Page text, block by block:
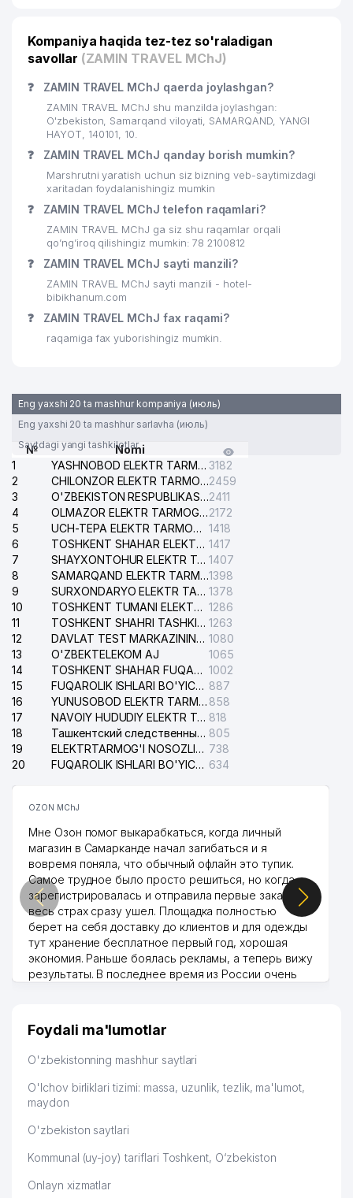
Kompaniya haqida tez-tez so'raladigan
savollar (ZAMIN TRAVEL MChJ)
❓ ZAMIN TRAVEL MChJ qaerda joylashgan?
ZAMIN TRAVEL MChJ shu manzilda joylashgan:
O'zbekiston, Samarqand viloyati, SAMARQAND, YANGI
HAYOT, 140101, 10.
❓ ZAMIN TRAVEL MChJ qanday borish mumkin?
Marshrutni yaratish uchun siz bizning veb-saytimizdagi
xaritadan foydalanishingiz mumkin
❓ ZAMIN TRAVEL MChJ telefon raqamlari?
ZAMIN TRAVEL MChJ ga siz shu raqamlar orqali
qo’ng’iroq qilishingiz mumkin: 78 2100812
❓ ZAMIN TRAVEL MChJ sayti manzili?
ZAMIN TRAVEL MChJ sayti manzili - hotel-
bibikhanum.com
❓ ZAMIN TRAVEL MChJ fax raqami?
raqamiga fax yuborishingiz mumkin.
Eng yaxshi 20 ta mashhur kompaniya (июль)
Eng yaxshi 20 ta mashhur sarlavha (июль)
Saytdagi yangi tashkilotlar
№
Nomi
1
YASHNOBOD ELEKTR TARMOG'I NOSOZLIKLARI XIZMATI 3182
2
CHILONZOR ELEKTR TARMOG'I NOSOZLIK XIZMATI2459
3
O'ZBEKISTON RESPUBLIKASI BOSH PROKURATURASI ISHONCH TELEFONI2411
4
OLMAZOR ELEKTR TARMOG'I NOSOZLIKLARI XIZMATI2172
5
UCH-TEPA ELEKTR TARMOG'I NOSOZLIKLARI XIZMATI 1418
6
TOSHKENT SHAHAR ELEKTR TARMOQLARI KORXONASI AJ 1417
7
SHAYXONTOHUR ELEKTR TARMOG'I NOSOZLIKLARINI TUZATISH XIZMATI 1407
8
SAMARQAND ELEKTR TARMOQLARI AJ1398
9
SURXONDARYO ELEKTR TARMOQLARI AJ 1378
10
TOSHKENT TUMANI ELEKTR TARMOG'I AVARIYA XIZMATI 1286
11
TOSHKENT SHAHRI TASHKILOT TELEFONLARI HAQIDA MA'LUMOT BYUROSI 1263
12
DAVLAT TEST MARKAZINING ISHONCH TELEFONLARI 1080
13
O'ZBEKTELEKOM AJ
1065
14
TOSHKENT SHAHAR FUQAROLIK ISHLARI BO'YICHA SUDI 1002
15
FUQAROLIK ISHLARI BO'YICHA YAKKASAROY TUMANLARARO SUDI 887
16
YUNUSOBOD ELEKTR TARMOG'I NOSOZLIKLARI XIZMATI 858
17
NAVOIY HUDUDIY ELEKTR TARMOQLARI KORXONASI AJ 818
18
Ташкентский следственный изолятор 805
19
ELEKTRTARMOG'I NOSOZLIKLARINI TO'ZATISH SERGELI XIZMATI 738
20
FUQAROLIK ISHLARI BO'YICHA UCH-TEPA TUMANI SUDI 634
OZON MChJ
Мне Озон помог выкарабкаться, когда личный
магазин в Самарканде начал загибаться и я
вовремя поняла, что обычный офлайн это тупик.
Самое трудное было просто решиться, но когда
зарегистрировалась и отправила первые заказы,
весь страх сразу ушел. Площадка полностью
берет на себя доставку до клиентов и для одежды
тут хранение бесплатное первый год, хорошая
экономия. Раньше боялась рекламы, а теперь вижу
результаты. В последнее время из России очень
дальше развиваюсь потихоньку😊
Hamida 03.08.2026 12:45:39
Foydali ma'lumotlar
O'zbekistonning mashhur saytlari
O'lchov birliklari tizimi: massa, uzunlik, tezlik, ma'lumot,
maydon
O'zbekiston saytlari
Kommunal (uy-joy) tariflari Toshkent, O‘zbekiston
Onlayn xizmatlar